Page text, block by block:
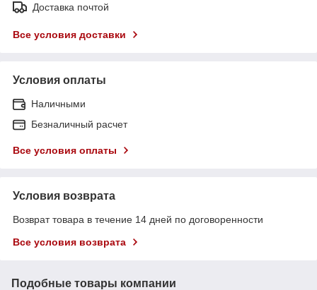
Доставка почтой
Все условия доставки
Условия оплаты
Наличными
Безналичный расчет
Все условия оплаты
Условия возврата
Возврат товара в течение 14 дней по договоренности
Все условия возврата
Подобные товары компании